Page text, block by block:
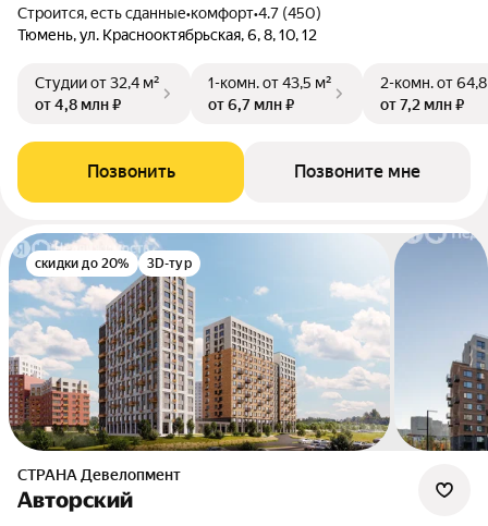
Строится, есть сданные•комфорт•4.7 (450)
Тюмень, ул. Краснооктябрьская, 6, 8, 10, 12
Студииот 32,4 м²
от 4,8 млн ₽
1-комн.от 43,5 м²
от 6,7 млн ₽
2-комн.от
от 7,2 млн ₽
Позвонить Позвоните мне
скидки до 20% 3D-тур
СТРАНА Девелопмент
Авторский